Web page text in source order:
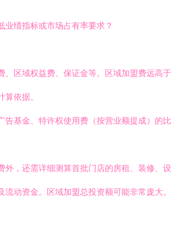
业绩指标或市场占有率要求？
、区域权益费、保证金等。区域加盟费远高于
依据。
告基金、特许权使用费（按营业额提成）的比
外，还需详细测算首批门店的房租、装修、设
流动资金。区域加盟总投资额可能非常庞大。